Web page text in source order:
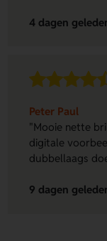
4 dagen
Peter Paul
"Mooie nette
digitale
dubbellaags
9 dagen